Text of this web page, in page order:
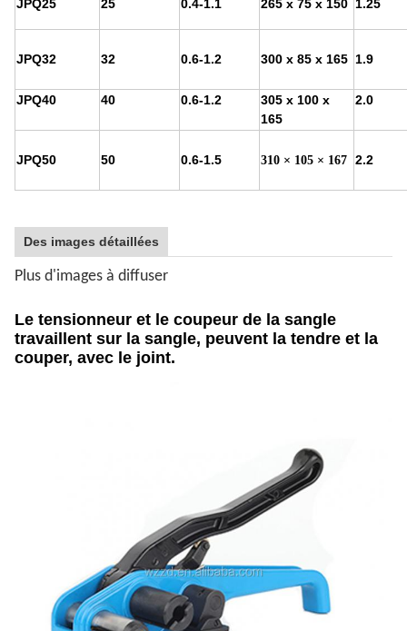
JPQ25 25 0.4-1.1 265 x 75 x 150 1.25
JPQ32 32 0.6-1.2 300 x 85 x 165 1.9
JPQ40 40 0.6-1.2
305 x 100 x
165
2.0
JPQ50 50 0.6-1.5 310 × 105 × 167 2.2
Des images détaillées
Plus d'images à diffuser
Le tensionneur et le coupeur de la sangle
travaillent sur la sangle, peuvent la tendre et la
couper, avec le joint.